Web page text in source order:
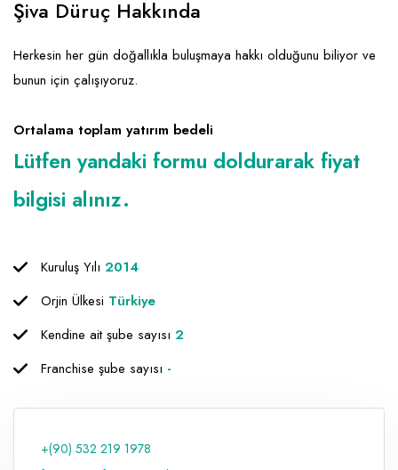
Şiva Düruç Hakkında
Herkesin her gün doğallıkla buluşmaya hakkı olduğunu biliyor ve
bunun için çalışıyoruz.
Ortalama toplam yatırım bedeli
Lütfen yandaki formu doldurarak fiyat
bilgisi alınız.
Kuruluş Yılı 2014
Orjin Ülkesi Türkiye
Kendine ait şube sayısı 2
Franchise şube sayısı -
+(90) 532 219 1978